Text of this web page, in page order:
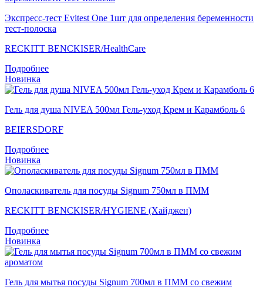
Экспресс-тест Evitest One 1шт для определения беременности
тест-полоска
RECKITT BENCKISER/НealthСare
Подробнее
Новинка
Гель для душа NIVEA 500мл Гель-уход Крем и Карамболь 6
BEIERSDORF
Подробнее
Новинка
Ополаскиватель для посуды Signum 750мл в ПММ
RECKITT BENCKISER/HYGIENE (Хайджен)
Подробнее
Новинка
Гель для мытья посуды Signum 700мл в ПММ со свежим